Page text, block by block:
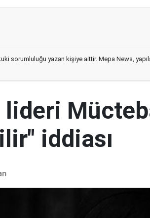
sorumluluğu yazan kişiye aittir. Mepa News,
lideri
iddiası